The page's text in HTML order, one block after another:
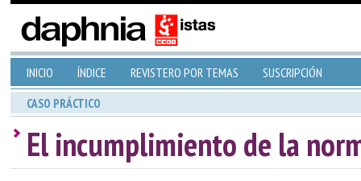
INICIO ÍNDICE REVISTERO POR TEMAS SUSCRIPCIÓN
CASO PRÁCTICO
El incumplimiento de la